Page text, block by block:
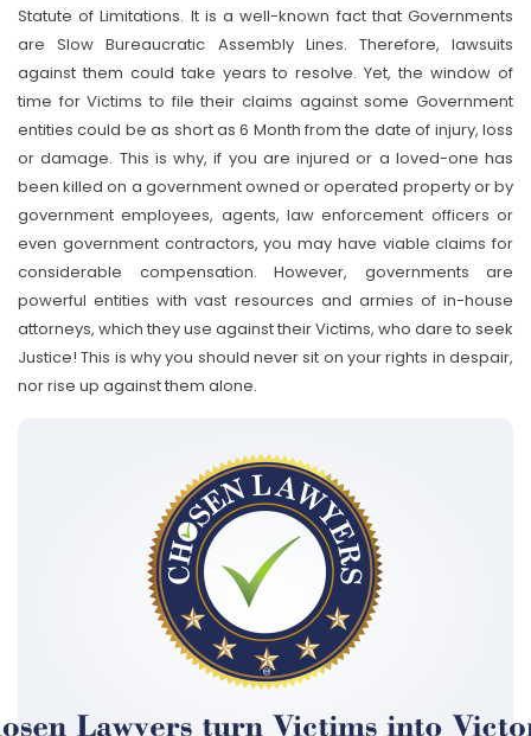
Statute of Limitations. It is a well-known fact that Governments
are Slow Bureaucratic Assembly Lines. Therefore, lawsuits
against them could take years to resolve. Yet, the window of
time for Victims to file their claims against some Government
entities could be as short as 6 Month from the date of injury, loss
or damage. This is why, if you are injured or a loved-one has
been killed on a government owned or operated property or by
government employees, agents, law enforcement officers or
even government contractors, you may have viable claims for
considerable compensation. However, governments are
powerful entities with vast resources and armies of in-house
attorneys, which they use against their Victims, who dare to seek
Justice! This is why you should never sit on your rights in despair,
nor rise up against them alone.